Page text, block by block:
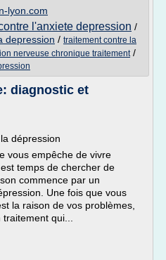
lyon.com
l'anxiete depression /
depression / traitement contre la
nerveuse chronique traitement/
diagnostic et
dépression
vous empêche de vivre
temps de chercher de
commence par un
Une fois que vous
la raison de vos problèmes,
qui...